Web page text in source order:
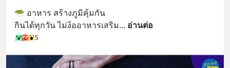
🥗 อาหาร สร้างภูมิคุ้มกัน
กินได้ทุกวัน ไม่ง้ออาหารเสริม... อ่านต่อ
5